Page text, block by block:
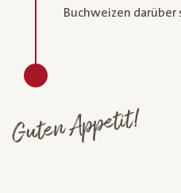
Buchweizen darüber
Guten Appetit!